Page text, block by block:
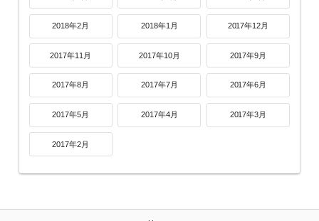
2018年2月 2018年1月 2017年12月
2017年11月 2017年10月 2017年9月
2017年8月 2017年7月 2017年6月
2017年5月 2017年4月 2017年3月
2017年2月